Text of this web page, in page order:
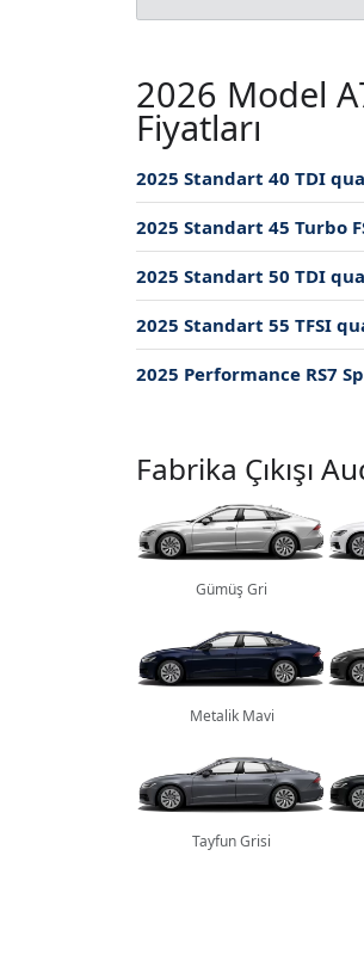
2026 Model
Fiyatları
Fabrika Çıkışı
Gümüş Gri
Metalik Mavi
Tayfun Grisi